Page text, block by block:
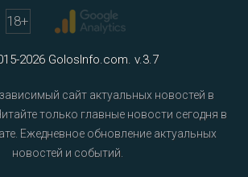
18+
2026 GolosInfo.com. v.3.7
сайт актуальных новостей в
только главные новости сегодня в
Ежедневное обновление актуальных
новостей и событий.